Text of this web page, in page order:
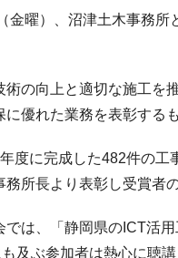
金曜）、沼津土木事務
術の向上と適切な施工を
優れた業務を表彰するも
度に完成した482件の
所長より表彰し受賞者
では、「静岡県のICT活
及ぶ参加者は熱心に聴講